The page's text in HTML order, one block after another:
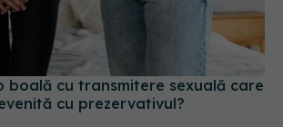
boală cu transmitere sexuală care
cu prezervativul?